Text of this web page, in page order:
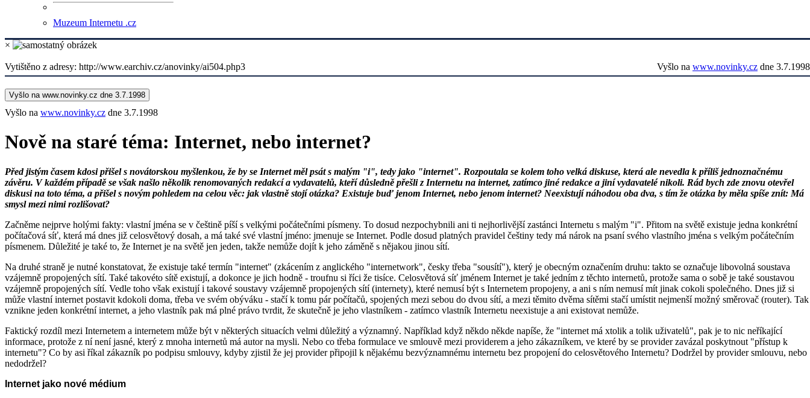
Muzeum Internetu .cz
×
Vyšlo na www.novinky.cz dne 3.7.1998
Vytištěno z adresy: http://www.earchiv.cz/anovinky/ai504.php3
Vyšlo na www.novinky.cz dne 3.7.1998
Vyšlo na www.novinky.cz dne 3.7.1998
Nově na staré téma: Internet, nebo internet?
Před jistým časem kdosi přišel s novátorskou myšlenkou, že by se Internet měl psát s malým "i", tedy jako "internet". Rozpoutala se kolem toho velká diskuse, která ale nevedla k příliš jednoznačnému
závěru. V každém případě se však našlo několik renomovaných redakcí a vydavatelů, kteří důsledně přešli z Internetu na internet, zatímco jiné redakce a jiní vydavatelé nikoli. Rád bych zde znovu otevřel
diskusi na toto téma, a přišel s novým pohledem na celou věc: jak vlastně stojí otázka? Existuje buď jenom Internet, nebo jenom internet? Neexistují náhodou oba dva, s tím že otázka by měla spíše znít: Má
smysl mezi nimi rozlišovat?
Začněme nejprve holými fakty: vlastní jména se v češtině píší s velkými počátečními písmeny. To dosud nezpochybnili ani ti nejhorlivější zastánci Internetu s malým "i". Přitom na světě existuje jedna konkrétní
počítačová síť, která má dnes již celosvětový dosah, a má také své vlastní jméno: jmenuje se Internet. Podle dosud platných pravidel češtiny tedy má nárok na psaní svého vlastního jména s velkým počátečním
písmenem. Důležité je také to, že Internet je na světě jen jeden, takže nemůže dojít k jeho záměně s nějakou jinou sítí.
Na druhé straně je nutné konstatovat, že existuje také termín "internet" (zkácením z anglického "internetwork", česky třeba "sousítí"), který je obecným označením druhu: takto se označuje libovolná soustava
vzájemně propojených sítí. Také takovéto sítě existují, a dokonce je jich hodně - troufnu si říci že tisíce. Celosvětová síť jménem Internet je také jedním z těchto internetů, protože sama o sobě je také soustavou
vzájemně propojených sítí. Vedle toho však existují i takové soustavy vzájemně propojených sítí (internety), které nemusí být s Internetem propojeny, a ani s ním nemusí mít jinak cokoli společného. Dnes již si
může vlastní internet postavit kdokoli doma, třeba ve svém obýváku - stačí k tomu pár počítačů, spojených mezi sebou do dvou sítí, a mezi těmito dvěma sítěmi stačí umístit nejmenší možný směrovač (router). Tak
vznikne jeden konkrétní internet, a jeho vlastník pak má plné právo tvrdit, že skutečně je jeho vlastníkem - zatímco vlastník Internetu neexistuje a ani existovat nemůže.
Faktický rozdíl mezi Internetem a internetem může být v některých situacích velmi důležitý a významný. Například když někdo někde napíše, že "internet má xtolik a tolik uživatelů", pak je to nic neříkající
informace, protože z ní není jasné, který z mnoha internetů má autor na mysli. Nebo co třeba formulace ve smlouvě mezi providerem a jeho zákazníkem, ve které by se provider zavázal poskytnout "přístup k
internetu"? Co by asi říkal zákazník po podpisu smlouvy, kdyby zjistil že jej provider připojil k nějakému bezvýznamnému internetu bez propojení do celosvětového Internetu? Dodržel by provider smlouvu, nebo
nedodržel?
Internet jako nové médium